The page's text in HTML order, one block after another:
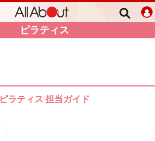
ピラティス
ピラティス 担当ガイド